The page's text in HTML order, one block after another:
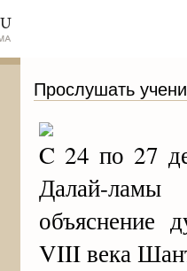
Прослушать
C 24 по 27
Далай-
объяснение
VIII века